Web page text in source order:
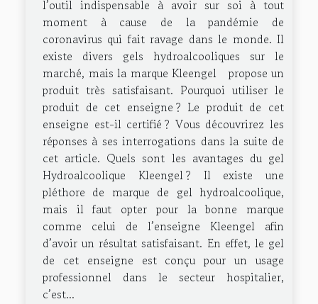
l’outil indispensable à avoir sur soi à tout
moment à cause de la pandémie de
coronavirus qui fait ravage dans le monde. Il
existe divers gels hydroalcooliques sur le
marché, mais la marque Kleengel propose un
produit très satisfaisant. Pourquoi utiliser le
produit de cet enseigne ? Le produit de cet
enseigne est-il certifié ? Vous découvrirez les
réponses à ses interrogations dans la suite de
cet article. Quels sont les avantages du gel
Hydroalcoolique Kleengel ? Il existe une
pléthore de marque de gel hydroalcoolique,
mais il faut opter pour la bonne marque
comme celui de l’enseigne Kleengel afin
d’avoir un résultat satisfaisant. En effet, le gel
de cet enseigne est conçu pour un usage
professionnel dans le secteur hospitalier,
c’est...